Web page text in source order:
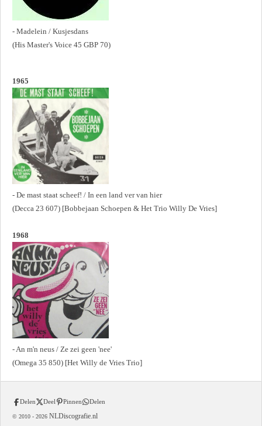
- Madelein / Kusjesdans
(His Master's Voice 45 GBP 70)
1965
- De mast staat scheef! / In een land ver van hier
(Decca 23 607) [Bobbejaan Schoepen & Het Trio Willy De Vries]
1968
- An m'n neus / Ze zei geen 'nee'
(Omega 35 850) [Het Willy de Vries Trio]
Delen Deel Pinnen Delen
© 2010 - 2026 NLDiscografie.nl